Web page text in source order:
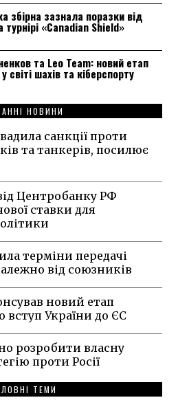
збірна зазнала поразки від
«Canadian Shield»
та Leo Team: новий етап
світі шахів та кіберспорту
НОВИНИ
санкції проти
та танкерів, посилює
Центробанку РФ
ставки для
терміни передачі
від союзників
новий етап
вступ України до ЄС
розробити власну
проти Росії
ТЕМИ